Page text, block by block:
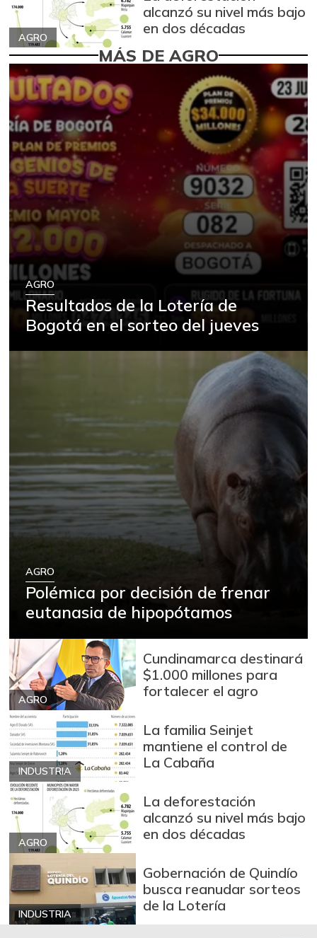
AGRO
alcanzó su nivel más bajo
en dos décadas
MÁS DE AGRO
AGRO
Resultados de la Lotería de
Bogotá en el sorteo del jueves
AGRO
Polémica por decisión de frenar
eutanasia de hipopótamos
AGRO
Cundinamarca destinará
$1.000 millones para
fortalecer el agro
INDUSTRIA
La familia Seinjet
mantiene el control de
La Cabaña
AGRO
La deforestación
alcanzó su nivel más bajo
en dos décadas
INDUSTRIA
Gobernación de Quindío
busca reanudar sorteos
de la Lotería